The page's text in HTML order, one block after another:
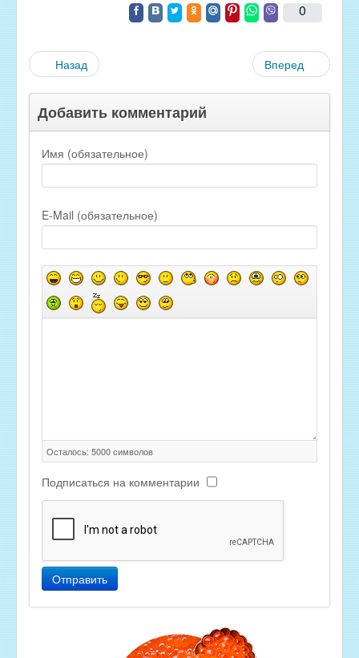
0
Назад Вперед
Добавить комментарий
Имя (обязательное)
E-Mail (обязательное)
Осталось: 5000символов
Подписаться на комментарии
Отправить